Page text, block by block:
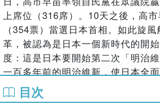
向。
在男性主導的日本政壇，高市不是
國家安全、產業競爭與國家戰略等
機意識喚醒國民，要重塑國家形象。
高市早苗的崛起，是一個實現個人
事，也是一場對日本未來何去何從
值》，《理性的歧途》，《罵讚台灣
曹長青文章網站：https://
上席位（316席）。10天之後，高
（354票）當選日本首相。如此旋
革，被認為是日本一個新時代的開
度：這是日本要開始第二次「明治維
一百多年前的明治維新，使日本全
國家，一躍成為工業強國。但經過
加上最近這三十多年的經濟滯緩，
目次